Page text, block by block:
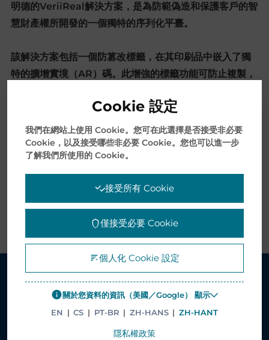
明德的VeriiReal解決方案，是為防範偽造和保護客戶的智
慧財產權所開發的一個獨特的序列化平臺。
該解決方案包括一個防篡改標籤，在其印刷品中嵌入了獨
特的擴增實境（AR）碼。此增強的標籤功能可防止複製，
加密的AR碼使標籤能夠承載產品的智慧財產權（IP）資
訊，用戶可以進一步驗證產品的詳細資訊和真實性，啟動
保固和其他的售後行銷活動。
該解決方案在標籤設計和介面方面具高度可客制化，以滿
足不同產品和產業的需求。
Cookie 設定
我們在網站上使用 Cookie。您可在此選擇是否接受非必要
Cookie，以及接受哪些非必要 Cookie。您也可以進一步
了解我們所使用的 Cookie。
接受所有 Cookie
僅接受必要 Cookie
個人化 Cookie 設定
關於您資料的資訊（美國／Google） 顯示
EN | CS | PT-BR | ZH-HANS | ZH-HANT
隱私權政策